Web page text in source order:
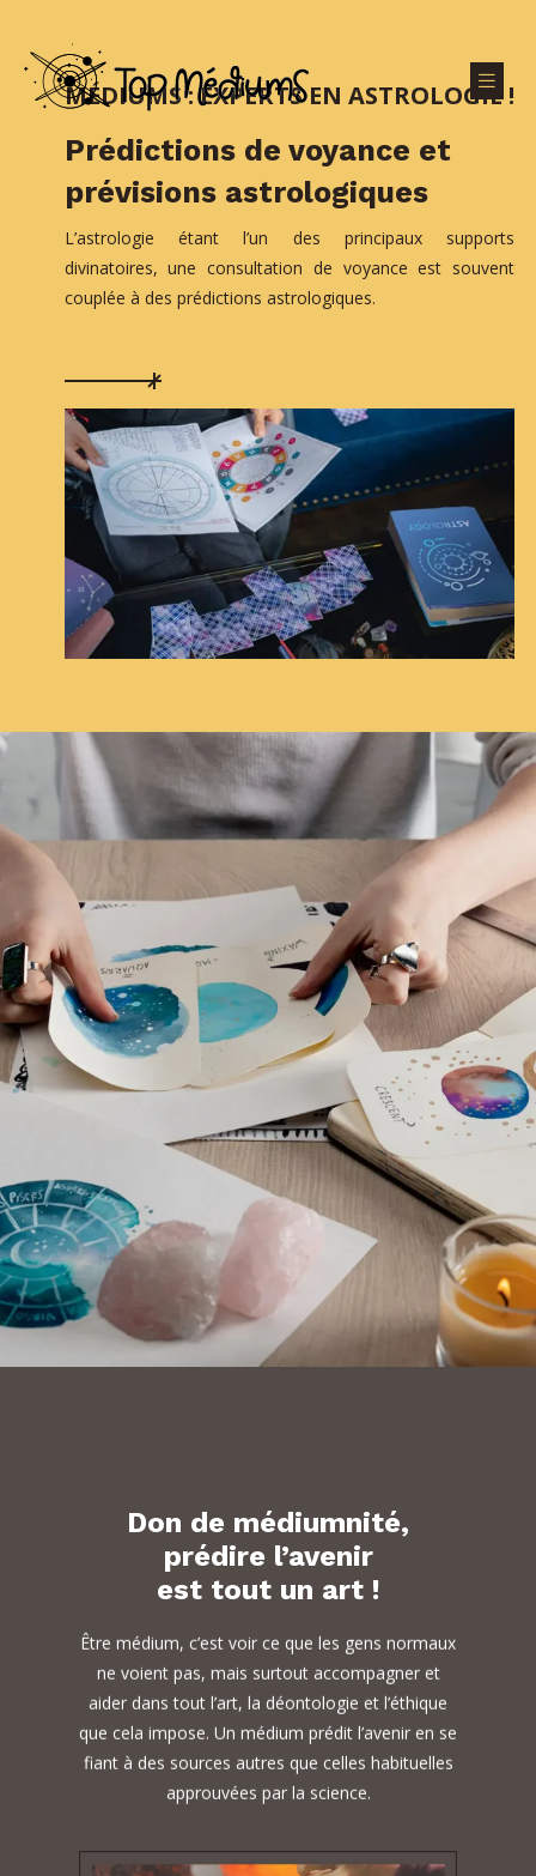
MÉDIUMS : EXPERTS EN ASTROLOGIE !
Prédictions de voyance et
prévisions astrologiques
L’astrologie étant l’un des principaux supports
divinatoires, une consultation de voyance est souvent
couplée à des prédictions astrologiques.
Don de médiumnité,
prédire l’avenir
est tout un art !
Être médium, c’est voir ce que les gens normaux
ne voient pas, mais surtout accompagner et
aider dans tout l’art, la déontologie et l’éthique
que cela impose. Un médium prédit l’avenir en se
fiant à des sources autres que celles habituelles
approuvées par la science.